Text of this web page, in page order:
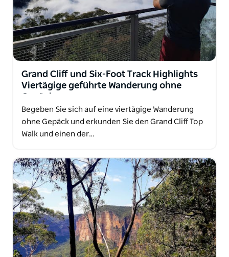
Grand Cliff und Six-Foot Track Highlights
Viertägige geführte Wanderung ohne
Begeben Sie sich auf eine viertägige Wanderung
ohne Gepäck und erkunden Sie den Grand Cliff Top
Walk und einen der…